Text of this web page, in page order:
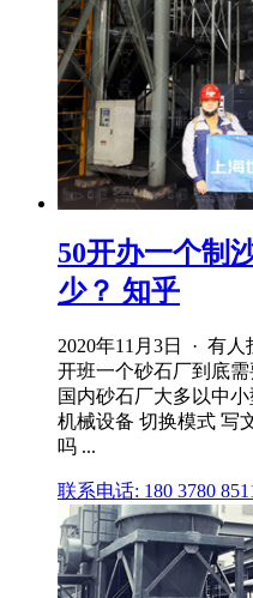
50开办一个制
少？ 知乎
2020年11月3日 · 有
开班一个砂石厂到底
国内砂石厂大多以中
机械设备 切换模式 写
吗 ...
联系电话: 180 3780